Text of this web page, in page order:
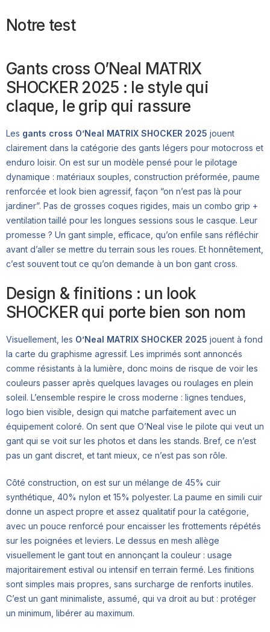
Notre test
Gants cross O’Neal MATRIX
SHOCKER 2025 : le style qui
claque, le grip qui rassure
Les gants cross O’Neal MATRIX SHOCKER 2025 jouent
clairement dans la catégorie des gants légers pour motocross et
enduro loisir. On est sur un modèle pensé pour le pilotage
dynamique : matériaux souples, construction préformée, paume
renforcée et look bien agressif, façon “on n’est pas là pour
jardiner”. Pas de grosses coques rigides, mais un combo grip +
ventilation taillé pour les longues sessions sous le casque. Leur
promesse ? Un gant simple, efficace, qu’on enfile sans réfléchir
avant d’aller se mettre du terrain sous les roues. Et honnêtement,
c’est souvent tout ce qu’on demande à un bon gant cross.
Design & finitions : un look
SHOCKER qui porte bien son nom
Visuellement, les O’Neal MATRIX SHOCKER 2025 jouent à fond
la carte du graphisme agressif. Les imprimés sont annoncés
comme résistants à la lumière, donc moins de risque de voir les
couleurs passer après quelques lavages ou roulages en plein
soleil. L’ensemble respire le cross moderne : lignes tendues,
logo bien visible, design qui matche parfaitement avec un
équipement coloré. On sent que O’Neal vise le pilote qui veut un
gant qui se voit sur les photos et dans les stands. Bref, ce n’est
pas un gant discret, et tant mieux, ce n’est pas son rôle.
Côté construction, on est sur un mélange de 45% cuir
synthétique, 40% nylon et 15% polyester. La paume en simili cuir
donne un aspect propre et assez qualitatif pour la catégorie,
avec un pouce renforcé pour encaisser les frottements répétés
sur les poignées et leviers. Le dessus en mesh allège
visuellement le gant tout en annonçant la couleur : usage
majoritairement estival ou intensif en terrain fermé. Les finitions
sont simples mais propres, sans surcharge de renforts inutiles.
C’est un gant minimaliste, assumé, qui va droit au but : protéger
un minimum, libérer au maximum.